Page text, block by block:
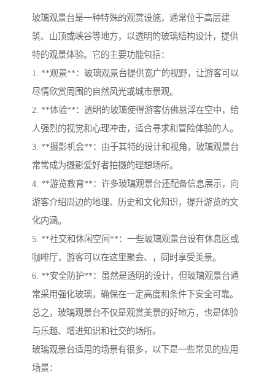
玻璃观景台是一种特殊的观赏设施，通常位于高层建
筑、山顶或峡谷等地方，以透明的玻璃结构设计，提供
特的观景体验。它的主要功能包括：
1. **观景**：玻璃观景台提供宽广的视野，让游客可以
尽情欣赏周围的自然风光或城市景观。
2. **体验**：透明的玻璃使得游客仿佛悬浮在空中，给
人强烈的视觉和心理冲击，适合寻求和冒险体验的人。
3. **摄影机会**：由于其特的设计和视角，玻璃观景台
常常成为摄影爱好者拍摄的理想场所。
4. **游览教育**：许多玻璃观景台还配备信息展示，向
游客介绍周边的地理、历史和文化知识，提升游览的文
化内涵。
5. **社交和休闲空间**：一些玻璃观景台设有休息区或
咖啡厅，游客可以在这里聚会、，同时享受美景。
6. **安全防护**：虽然是透明的设计，但玻璃观景台通
常采用强化玻璃，确保在一定高度和条件下安全可靠。
总之，玻璃观景台不仅是观赏美景的好地方，也是体验
与乐趣、增进知识和社交的场所。
玻璃观景台适用的场景有很多，以下是一些常见的应用
场景：